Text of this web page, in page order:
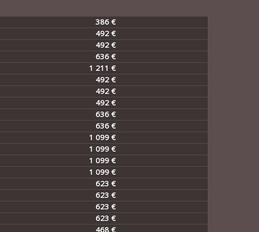
386 €
492 €
492 €
636 €
1 211 €
492 €
492 €
492 €
636 €
636 €
1 099 €
1 099 €
1 099 €
1 099 €
623 €
623 €
623 €
623 €
468 €